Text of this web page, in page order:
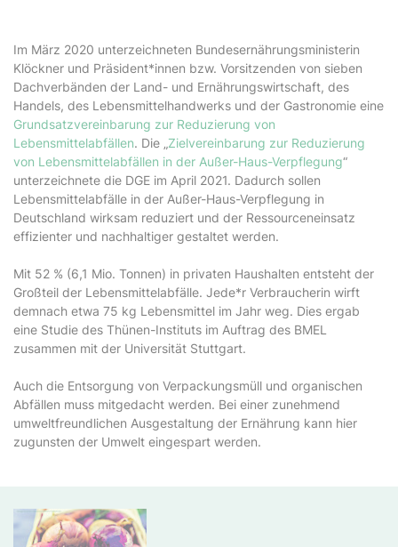
Im März 2020 unterzeichneten Bundesernährungsministerin
Klöckner und Präsident*innen bzw. Vorsitzenden von sieben
Dachverbänden der Land- und Ernährungswirtschaft, des
Handels, des Lebensmittelhandwerks und der Gastronomie eine
Grundsatzvereinbarung zur Reduzierung von
Lebensmittelabfällen. Die „ Zielvereinbarung zur Reduzierung
von Lebensmittelabfällen in der Außer-Haus-Verpflegung“
unterzeichnete die DGE im April 2021. Dadurch sollen
Lebensmittelabfälle in der Außer-Haus-Verpflegung in
Deutschland wirksam reduziert und der Ressourceneinsatz
effizienter und nachhaltiger gestaltet werden.
Mit 52 % (6,1 Mio. Tonnen) in privaten Haushalten entsteht der
Großteil der Lebensmittelabfälle. Jede*r Verbraucherin wirft
demnach etwa 75 kg Lebensmittel im Jahr weg. Dies ergab
eine Studie des Thünen-Instituts im Auftrag des BMEL
zusammen mit der Universität Stuttgart.
Auch die Entsorgung von Verpackungsmüll und organischen
Abfällen muss mitgedacht werden. Bei einer zunehmend
umweltfreundlichen Ausgestaltung der Ernährung kann hier
zugunsten der Umwelt eingespart werden.